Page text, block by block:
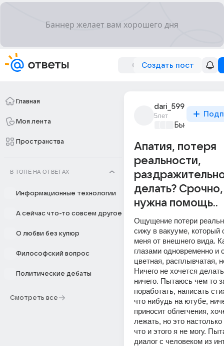
Создать пост
Главная
Моя лента
Пространства
В ТОПЕ НА ОТВЕТАХ
Информационные технологии
А сейчас что-то совсем другое
О любви без купюр
Философский вопрос
Политические дебаты
Смотреть все
dari_599
5лет
Бьютилэнд
Апатия, потеря
реальности,
делать?
нужна помощь..
Ощущение потери
сижу в вакууме, который
меня от внешнего вида.
глазами одновременно и
цветная, расплывчатая,
Ничего не хочется
ничего. Пытаюсь чем то
поработать, написать
что нибудь на ютубе,
приносит облегчения,
лежать, но это
что и этого я не могу.
диалог с человеком из